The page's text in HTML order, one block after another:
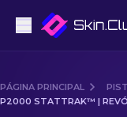
Gama media
PÁGINA PRINCIPAL
P2000 STATTRAK™ |